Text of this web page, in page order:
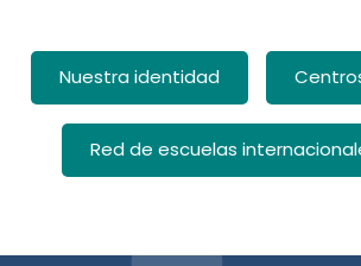
Nuestra identidad
Red de escuelas